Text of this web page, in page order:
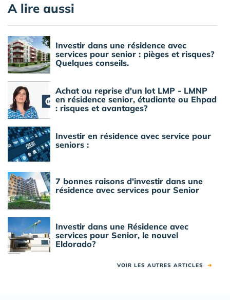
A lire aussi
Investir dans une résidence avec
services pour senior : pièges et risques?
Quelques conseils.
Achat ou reprise d'un lot LMP - LMNP
en résidence senior, étudiante ou Ehpad
: risques et avantages?
Investir en résidence avec service pour
seniors :
7 bonnes raisons d'investir dans une
résidence avec services pour Senior
Investir dans une Résidence avec
services pour Senior, le nouvel
Eldorado?
VOIR LES AUTRES ARTICLES ➜